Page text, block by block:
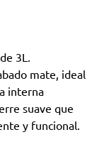
3L.
mate, ideal
interna
suave que
y funcional.